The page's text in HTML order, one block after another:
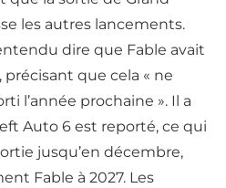
les autres lancements.
dire que Fable avait
que cela « ne
l’année prochaine ». Il a
Auto 6 est reporté, ce qui
jusqu’en décembre,
Fable à 2027. Les